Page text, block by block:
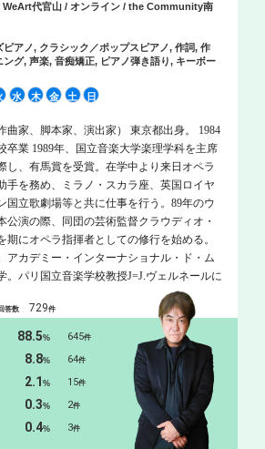
WeArt代官山 / オンライン / the Community南
ピアノ, クラシック／ポップスピアノ, 作詞, 作
ング, 声楽, 音痴矯正, ピアノ弾き語り, キーボー
水 木 金 土 日
曲家、脚本家、演出家） 東京都出身。 1984
卒業 1989年、国立音楽大学楽理学科を主席
し、有馬賞を受賞。在学中より来日オペラ
手を務め、ミラノ・スカラ座、英国ロイヤ
国立歌劇場等と共に仕事を行う。89年のウ
公演の際、同団の芸術監督クラウディオ・
期にオペラ指揮者としての修行を始める。
アカデミー・インターナショナル・ド・ム
。パリ国立音楽学校教授J=J.ヴェルネールに
国立オペラ・ド・ナンシーの音楽監督J.カル
オペラ劇場に於ける指揮活動を師事する。
イヤル・バレエ・コヴェント・ガーデンの
スにバレエ音楽指揮法を師事し、幅広く舞
1989年に一般への舞台活動の普及と日本音
マに＜国立オペラ・カンパニー 青いサカ
まで同団の芸術監督、主席指揮者を務めて
曲としては、『銀河鉄道』(94年)から『オ
)までに22作のオリジナル歌劇を発表してい
答数 729件
88.5% 645件
8.8% 64件
2.1% 15件
0.3% 2件
0.4% 3件